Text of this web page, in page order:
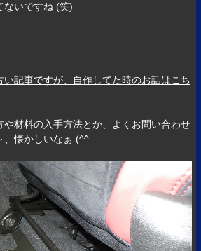
ないですね (笑)
記事ですが、自作してた時のお話はこち
や材料の入手方法とか、よくお問い合わせ
懐かしいなぁ (^^ゞ